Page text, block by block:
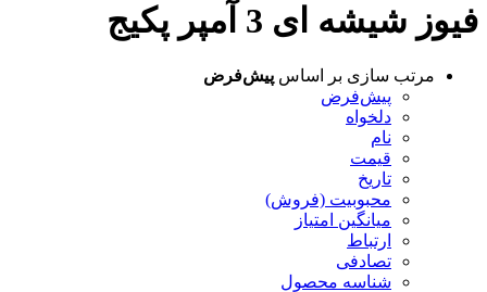
فیوز شیشه ای 3 آمپر پکیج
مرتب سازی بر اساس پیش‌فرض
پیش‌فرض
دلخواه
نام
قیمت
تاریخ
محبوبیت (فروش)
میانگین امتیاز
ارتباط
تصادفی
شناسه محصول